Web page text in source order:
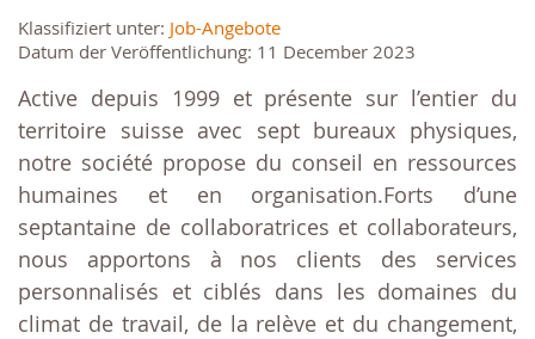
Klassifiziert unter: Job-Angebote
Datum der Veröffentlichung: 11 December 2023
Active depuis 1999 et présente sur l’entier du
territoire suisse avec sept bureaux physiques,
notre société propose du conseil en ressources
humaines et en organisation.Forts d’une
septantaine de collaboratrices et collaborateurs,
nous apportons à nos clients des services
personnalisés et ciblés dans les domaines du
climat de travail, de la relève et du changement,